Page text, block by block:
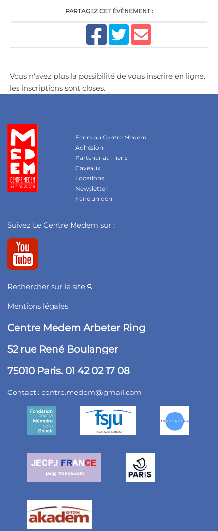
PARTAGEZ CET ÉVÈNEMENT :
Vous n'avez plus la possibilité de vous inscrire en ligne,
les inscriptions sont closes.
Ecrire au Centre Medem
Adhésion
Partenariat – liens
Caveaux
Locations
Newsletter
Faire un don
Suivez Le Centre Medem sur :
Rechercher sur le site
Mentions légales
Centre Medem Arbeter Ring
52 rue René Boulanger
75010 Paris. 01 42 02 17 08
Contact : centre.medem@gmail.com